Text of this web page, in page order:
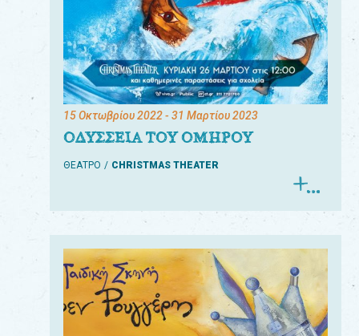
15 Οκτωβρίου 2022- 31 Μαρτίου 2023
ΟΔΥΣΣΕΙΑ ΤΟΥ ΟΜΗΡΟΥ
ΘΕΑΤΡΟ CHRISTMAS THEATER